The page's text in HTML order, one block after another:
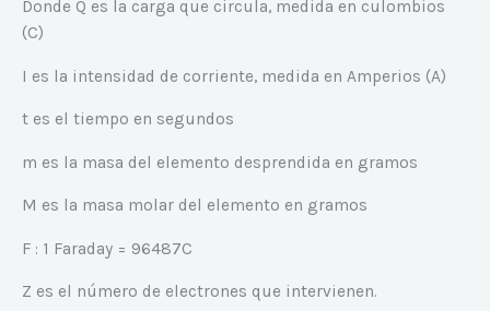
Donde Q es la carga que circula, medida en culombios
(C)
I es la intensidad de corriente, medida en Amperios (A)
t es el tiempo en segundos
m es la masa del elemento desprendida en gramos
M es la masa molar del elemento en gramos
F : 1 Faraday = 96487C
Z es el número de electrones que intervienen.